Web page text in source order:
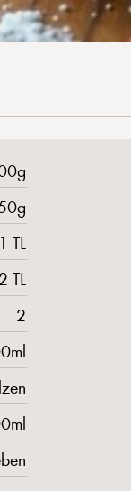
1 TL
TL
2